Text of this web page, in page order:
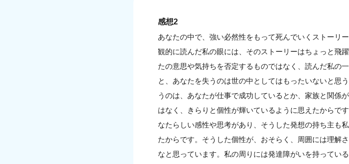
感想2
あなたの中で、強い必然性をもって死んでいくストーリ
観的に読んだ私の眼には、そのストーリーはちょっと飛
たの意思や気持ちを否定するものではなく、読んだ私の
と、あなたを失うのは世の中としてはもったいないと思
うのは、あなたが仕事で成功しているとか、家族と関係
はなく、きらりと個性が輝いているように思えたからで
なたらしい感性や思考があり、そうした発想の持ち主も
たからです。そうした個性が、おそらく、周囲には理解
なと思っています。私の周りには発達障がいを持ってい